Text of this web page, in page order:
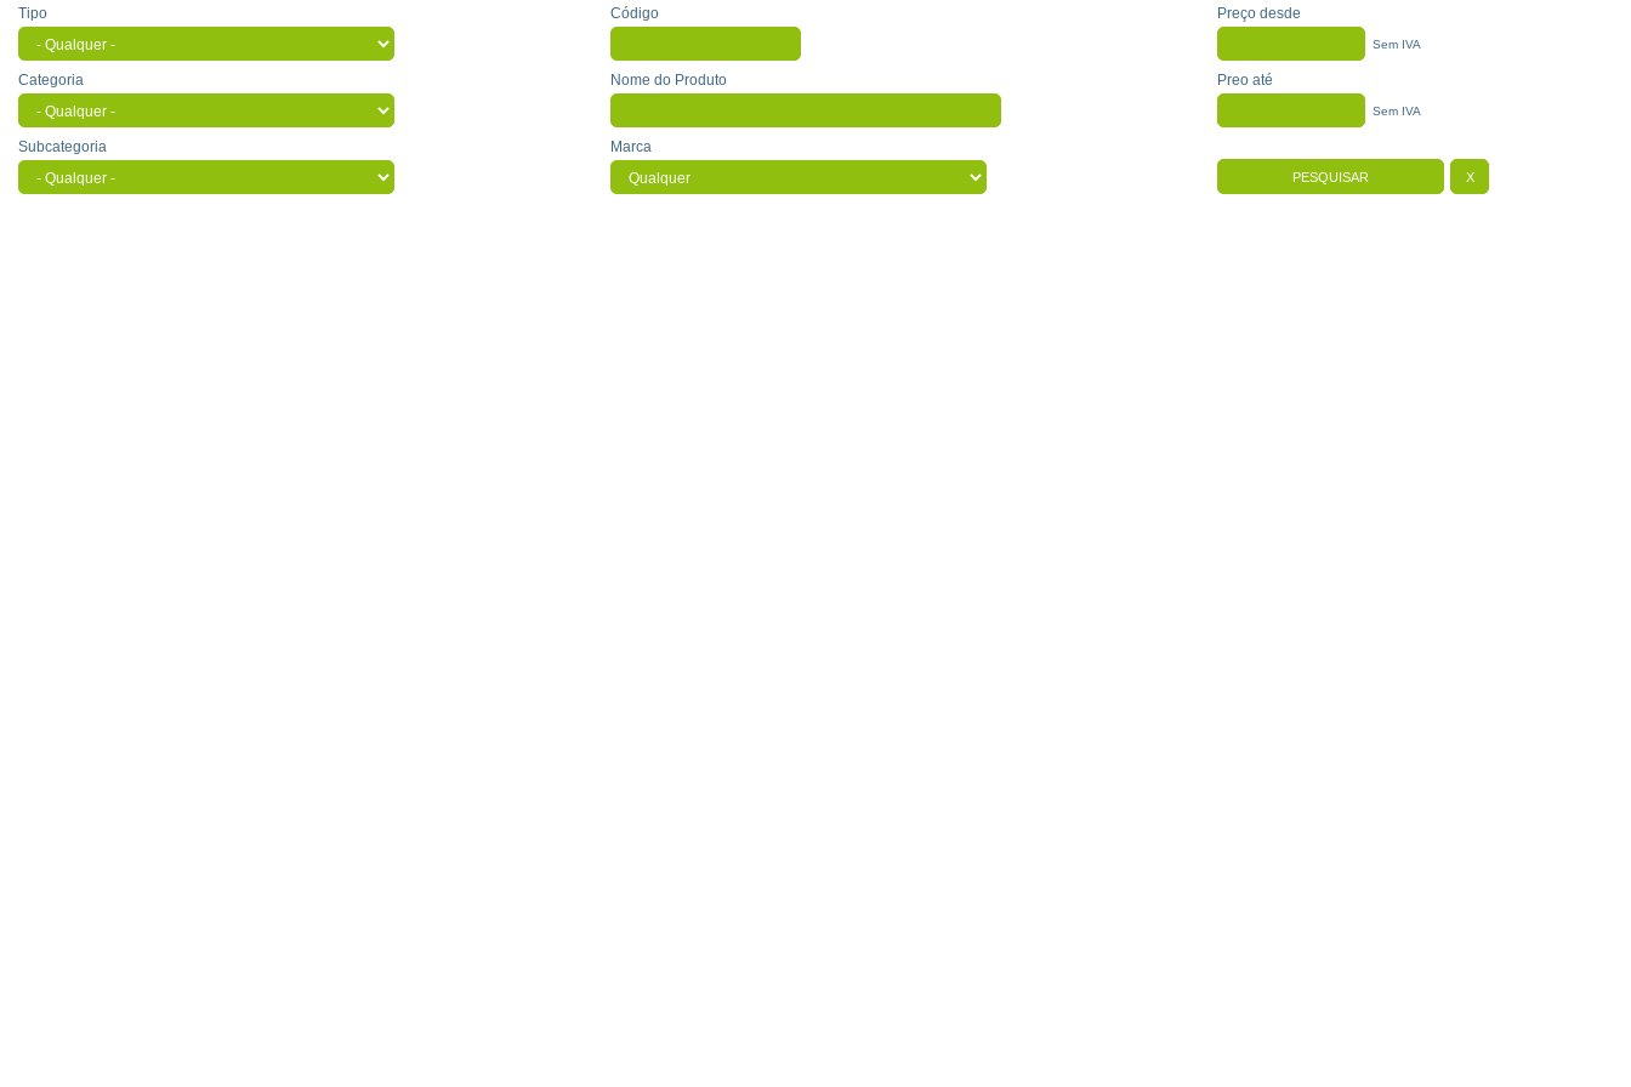
Tipo Código Preço desde
Sem IVA
Categoria Nome do Produto Preo até
Sem IVA
Subcategoria Marca
PESQUISAR X